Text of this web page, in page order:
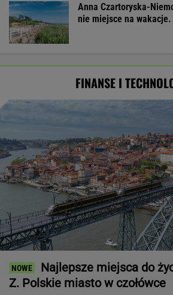
Anna Czartoryska-
nie miejsce na wakacje.
FINANSE I
Najlepsze miejsca do
Z. Polskie miasto w czołówce